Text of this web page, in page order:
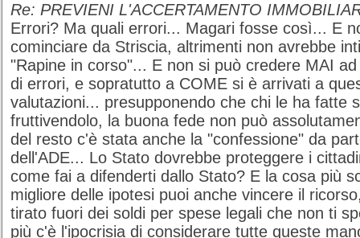
Re: PREVIENI L'ACCERTAMENTO
Errori? Ma quali errori... Magari fosse così... E
cominciare da Striscia, altrimenti non avrebbe
"Rapine in corso"... E non si può credere MAI
di errori, e sopratutto a COME si è arrivati a
valutazioni... presupponendo che chi le ha fatte
fruttivendolo, la buona fede non può
del resto c'è stata anche la "confessione" da
dell'ADE... Lo Stato dovrebbe proteggere i
come fai a difenderti dallo Stato? E la cosa più
migliore delle ipotesi puoi anche vincere il
tirato fuori dei soldi per spese legali che non ti
più c'è l'ipocrisia di considerare tutte queste